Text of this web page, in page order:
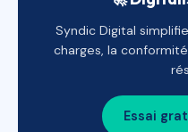
Syndic Digital
charges, la
Essai